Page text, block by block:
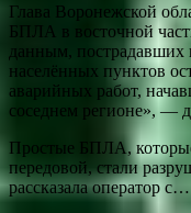
Глава Воронежской
БПЛА в восточной
данным, пострадавших
населённых пунктов
аварийных работ,
соседнем регионе», —
Простые БПЛА,
передовой, стали
рассказала оператор с…